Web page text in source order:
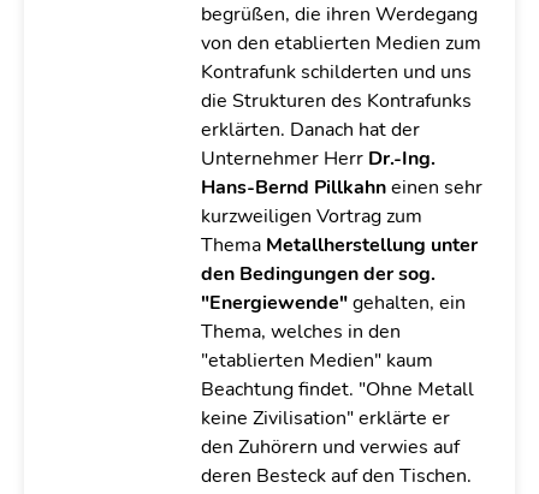
begrüßen, die ihren Werdegang
von den etablierten Medien zum
Kontrafunk schilderten und uns
die Strukturen des Kontrafunks
erklärten. Danach hat der
Unternehmer Herr Dr.-Ing.
Hans-Bernd Pillkahneinen sehr
kurzweiligen Vortrag zum
ThemaMetallherstellung unter
den Bedingungen der sog.
"Energiewende"gehalten, ein
Thema, welches in den
"etablierten Medien" kaum
Beachtung findet. "Ohne Metall
keine Zivilisation" erklärte er
den Zuhörern und verwies auf
deren Besteck auf den Tischen.